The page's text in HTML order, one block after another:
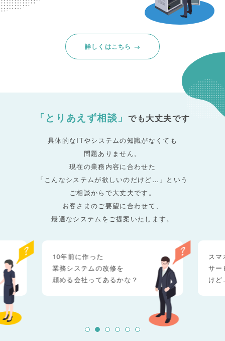
詳しくはこちら
「とりあえず相談」でも大丈夫です
具体的なITやシステムの知識がなくても
問題ありません。
現在の業務内容に合わせた
「こんなシステムが欲しいのだけど…」という
ご相談からで大丈夫です。
お客さまのご要望に合わせて、
最適なシステムをご提案いたします。
10年前に作った
業務システムの改修を
頼める会社ってあるかな？
ス
サー
け